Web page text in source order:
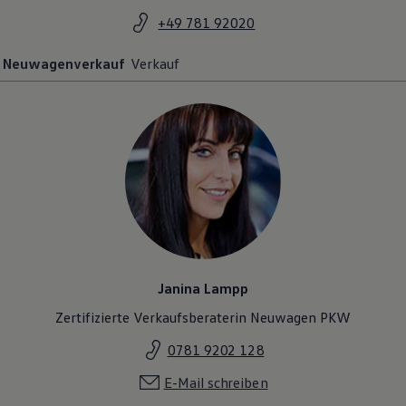
Lifestyle
Familie
Elektromobilität
Pannen- und Unfallhilfe
Volkswagen Kundenbetreuung
+49 781 92020
Neuwagenverkauf Verkauf
Janina Lampp
Zertifizierte Verkaufsberaterin Neuwagen PKW
0781 9202 128
E-Mail schreiben